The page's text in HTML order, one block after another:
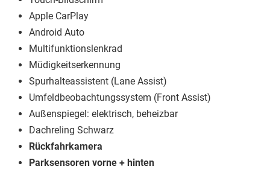
Apple CarPlay
Android Auto
Multifunktionslenkrad
Müdigkeitserkennung
Spurhalteassistent (Lane Assist)
Umfeldbeobachtungssystem (Front Assist)
Außenspiegel: elektrisch, beheizbar
Dachreling Schwarz
Rückfahrkamera
Parksensoren vorne + hinten